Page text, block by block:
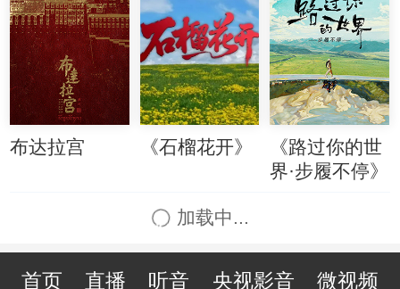
布达拉宫 《石榴花开》
《路过你的世
界·步履不停》
加载中...
首页 直播 听音 央视影音 微视频